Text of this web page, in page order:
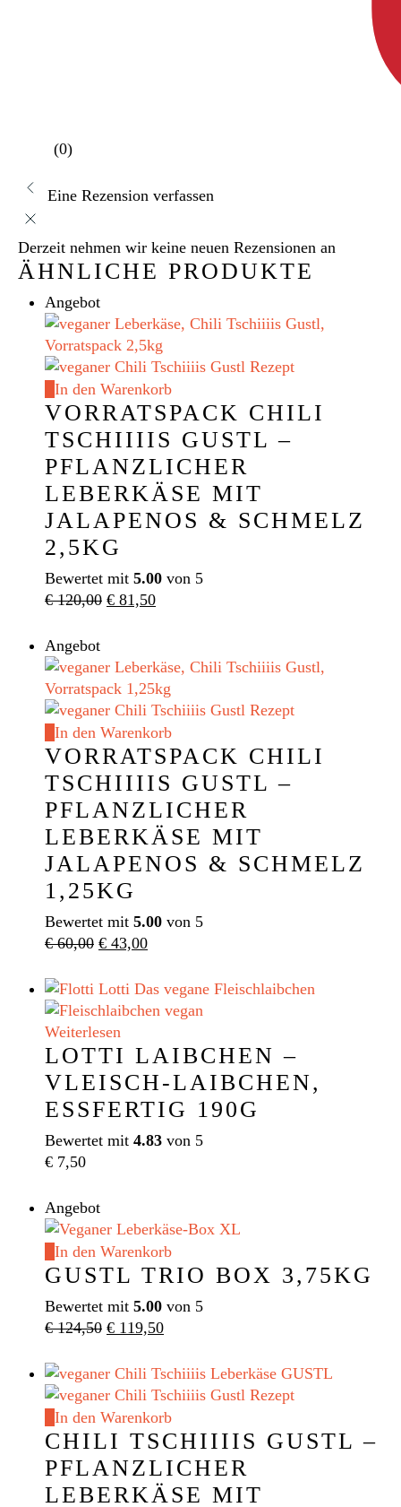
(0)
Eine Rezension verfassen
Derzeit nehmen wir keine neuen Rezensionen an
ÄHNLICHE PRODUKTE
Angebot
In den Warenkorb
VORRATSPACK CHILI
TSCHIIIIS GUSTL –
PFLANZLICHER
LEBERKÄSE MIT
JALAPENOS & SCHMELZ
2,5KG
Bewertet mit 5.00 von 5
€120,00 Ursprünglicher
€ 120,00
€ 81,50Aktueller
€ 81,50.
Angebot
In den Warenkorb
VORRATSPACK CHILI
TSCHIIIIS GUSTL –
PFLANZLICHER
LEBERKÄSE MIT
JALAPENOS & SCHMELZ
1,25KG
Bewertet mit 5.00 von 5
€60,00 Ursprünglicher
war:
€ 60,00
€ 43,00Aktueller
ist:
€ 43,00.
Weiterlesen
LOTTI LAIBCHEN –
VLEISCH-LAIBCHEN,
ESSFERTIG 190G
Bewertet mit 4.83 von 5
€ 7,50
Angebot
In den Warenkorb
GUSTL TRIO BOX 3,75KG
Bewertet mit 5.00 von 5
€124,50 Ursprünglicher
war:
€ 124,50
€ 119,50Aktueller
ist:
€ 119,50.
In den Warenkorb
CHILI TSCHIIIIS GUSTL –
PFLANZLICHER
LEBERKÄSE MIT